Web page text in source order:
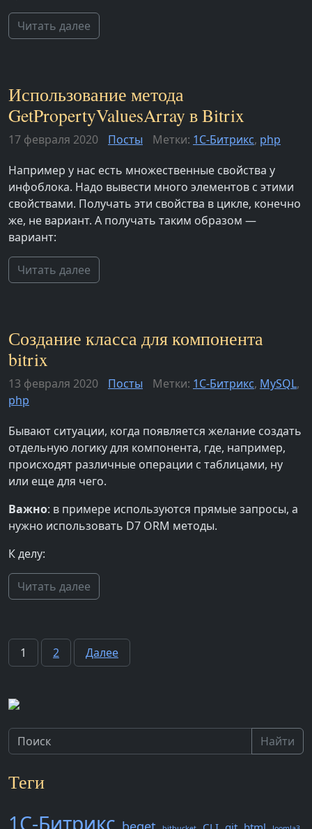
Читать далее
Использование метода
GetPropertyValuesArray в Bitrix
17 февраля 2020 Посты Метки: 1С-Битрикс, php
Например у нас есть множественные свойства у
инфоблока. Надо вывести много элементов с этими
свойствами. Получать эти свойства в цикле, конечно
же, не вариант. А получать таким образом —
вариант:
Читать далее
Создание класса для компонента
bitrix
13 февраля 2020 Посты Метки: 1С-Битрикс, MySQL,
php
Бывают ситуации, когда появляется желание создать
отдельную логику для компонента, где, например,
происходят различные операции с таблицами, ну
или еще для чего.
Важно: в примере используются прямые запросы, а
нужно использовать D7 ORM методы.
К делу:
Читать далее
Пагинация
1 2 Далее
Найти
Теги
1С-Битрикс